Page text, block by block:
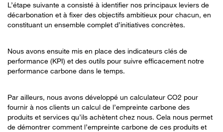
L’étape suivante a consisté à identifier nos principaux leviers de
décarbonation et à fixer des objectifs ambitieux pour chacun, en
constituant un ensemble complet d’initiatives concrètes.
Nous avons ensuite mis en place des indicateurs clés de
performance (KPI) et des outils pour suivre efficacement notre
performance carbone dans le temps.
Par ailleurs, nous avons développé un calculateur CO2 pour
fournir à nos clients un calcul de l’empreinte carbone des
produits et services qu’ils achètent chez nous. Cela nous permet
de démontrer comment l’empreinte carbone de ces produits et